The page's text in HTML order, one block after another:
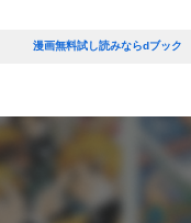
漫画無料試し読みならdブック